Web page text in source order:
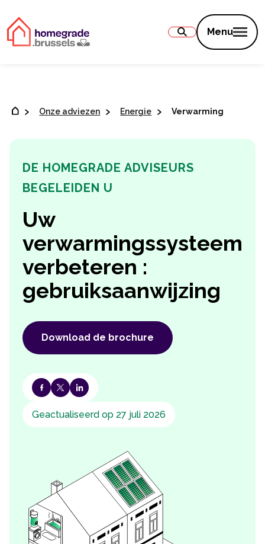
Menu
Onze adviezen Energie Verwarming
DE HOMEGRADE ADVISEURS
BEGELEIDEN U
Uw
verwarmingssysteem
verbeteren :
gebruiksaanwijzing
Download de brochure
Geactualiseerd op 27 juli 2026